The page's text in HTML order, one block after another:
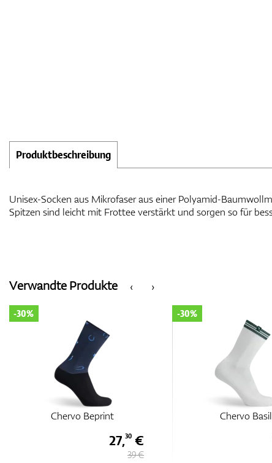
Produktbeschreibung
Unisex-Socken aus Mikrofaser aus einer Polyamid-
Spitzen sind leicht mit Frottee verstärkt und sorgen so für
Tennissockenhöhe, recyceltes Polyester bedruckt mit den
‹
Verwandte Produkte ›
Chervo Basil
-30%
15,40€
22 €
Chervo Beprint
-30%